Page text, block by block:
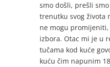
smo došli, prešli
trenutku svog života
ne mogu
izbora. Otac mi je u
tučama kod kuće
kuću čim napunim